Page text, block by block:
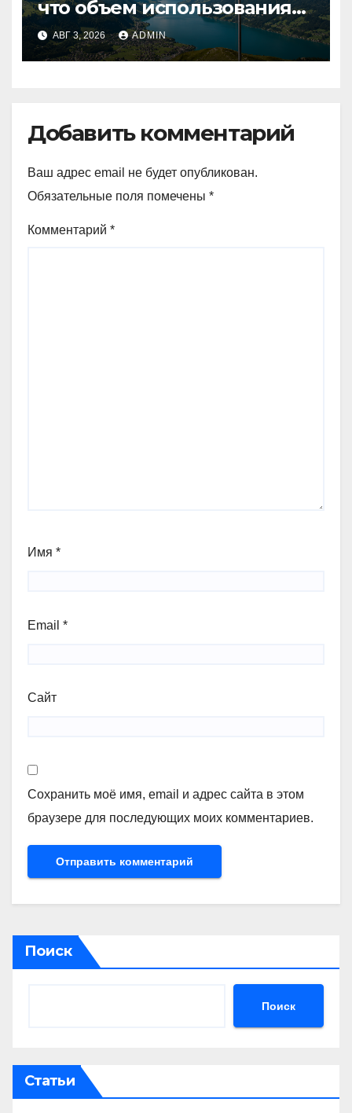
что объем использования
криптовалют в Швейцарии
в два раза превышает
аналогичный показатель в
АВГ 3, 2026 ADMIN
Добавить комментарий
Ваш адрес email не будет опубликован.
Обязательные поля помечены *
Комментарий *
Имя *
Email *
Сайт
Сохранить моё имя, email и адрес сайта в этом
браузере для последующих моих комментариев.
Поиск
Поиск
Статьи